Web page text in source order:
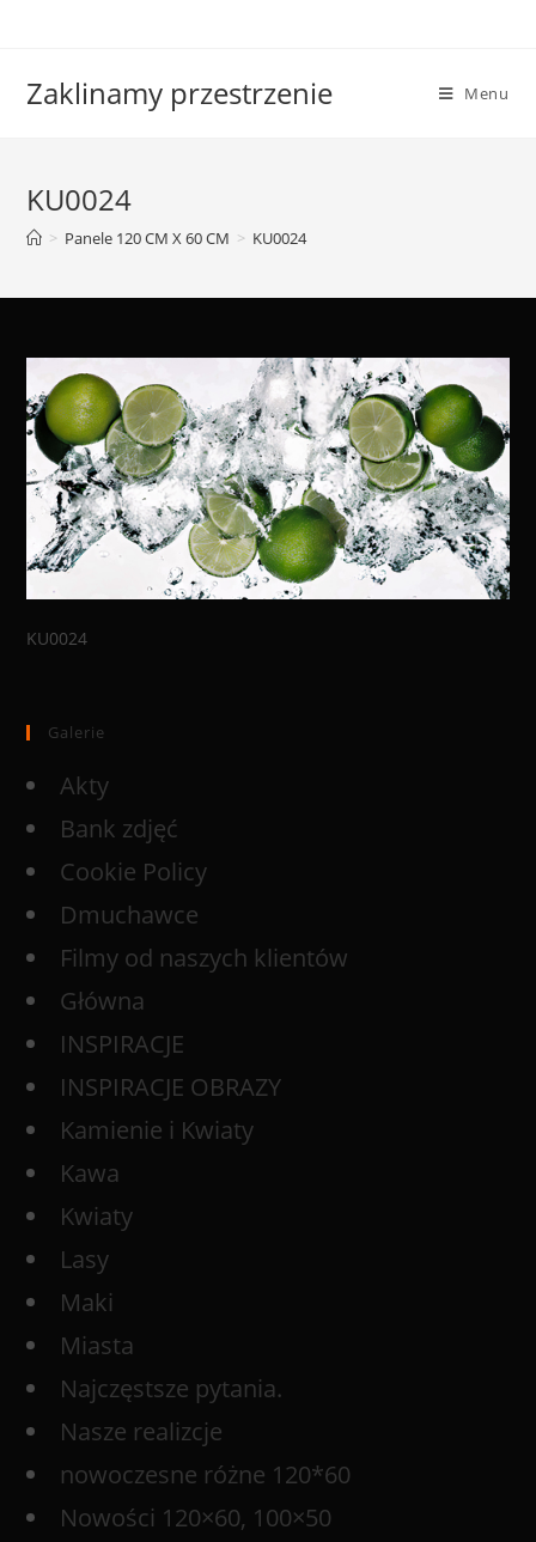
Zaklinamy przestrzenie Menu
KU0024
> Panele 120 CM X 60 CM > KU0024
KU0024
Galerie
Akty
Bank zdjęć
Cookie Policy
Dmuchawce
Filmy od naszych klientów
Główna
INSPIRACJE
INSPIRACJE OBRAZY
Kamienie i Kwiaty
Kawa
Kwiaty
Lasy
Maki
Miasta
Najczęstsze pytania.
Nasze realizcje
nowoczesne różne 120*60
Nowości 120×60, 100×50